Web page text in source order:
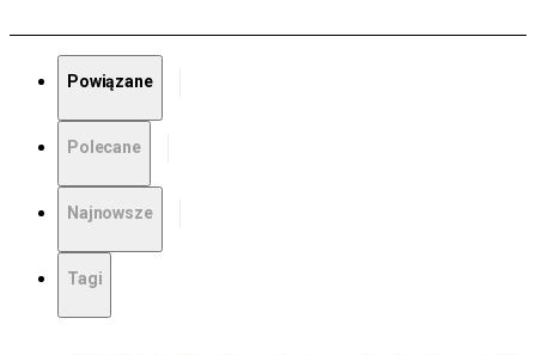
Powiązane
Polecane
Najnowsze
Tagi